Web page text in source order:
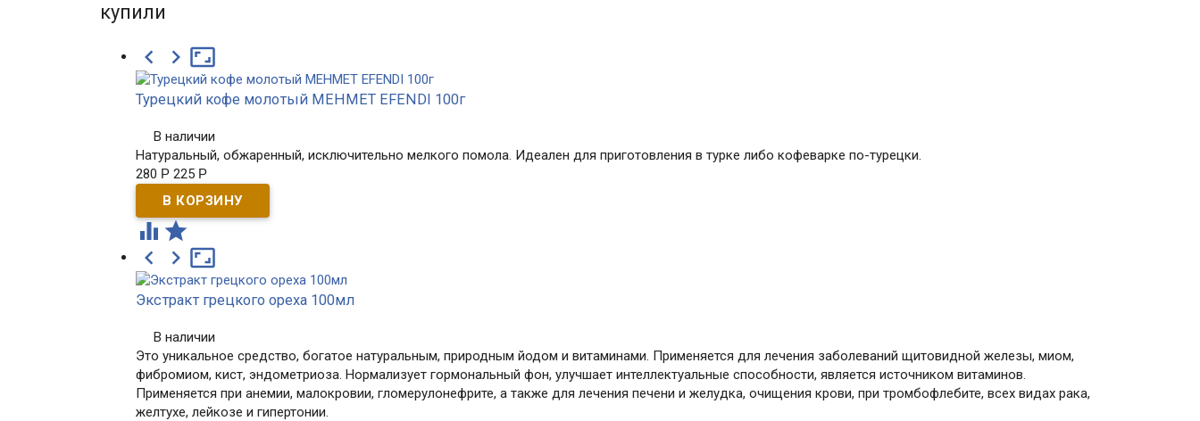
купили
  
Турецкий кофе молотый MEHMET EFENDI 100г
В наличии
Натуральный, обжаренный, исключительно мелкого помола. Идеален для приготовления в турке либо кофеварке по-турецки.
280 Р 225 Р
 

 
Экстракт грецкого ореха 100мл
В наличии
Это уникальное средство, богатое натуральным, природным йодом и витаминами. Применяется для лечения заболеваний щитовидной железы, миом,
фибромиом, кист, эндометриоза. Нормализует гормональный фон, улучшает интеллектуальные способности, является источником витаминов.
Применяется при анемии, малокровии, гломерулонефрите, а также для лечения печени и желудка, очищения крови, при тромбофлебите, всех видах рака,
желтухе, лейкозе и гипертонии.